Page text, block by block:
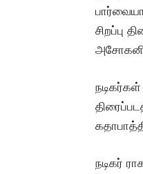
சிறப்பு
நடிகர்